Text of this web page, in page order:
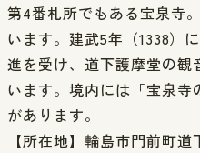
第4番札所でもある宝泉寺
います。建武5年（1338）
進を受け、道下護摩堂の観
います。境内には「宝泉寺
があります。
【所在地】輪島市門前町道